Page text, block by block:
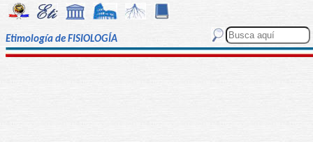
Etimología de FISIOLOGÍA